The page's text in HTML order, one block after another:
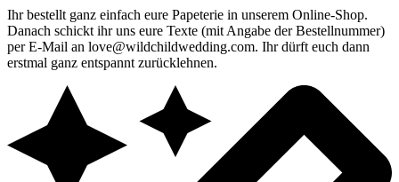
Ihr bestellt ganz einfach eure Papeterie in unserem Online-Shop.
Danach schickt ihr uns eure Texte (mit Angabe der Bestellnummer)
per E-Mail an love@wildchildwedding.com. Ihr dürft euch dann
erstmal ganz entspannt zurücklehnen.